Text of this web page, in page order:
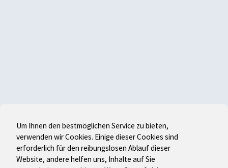
Um Ihnen den bestmöglichen Service zu bieten,
verwenden wir Cookies. Einige dieser Cookies sind
erforderlich für den reibungslosen Ablauf dieser
Website, andere helfen uns, Inhalte auf Sie